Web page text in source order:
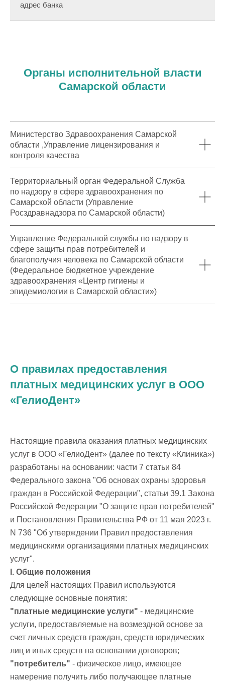
адрес банка
Органы исполнительной власти
Самарской области
Министерство Здравоохранения Самарской
области ,Управление лицензирования и
контроля качества
Территориальный орган Федеральной Служба
по надзору в сфере здравоохранения по
Самарской области (Управление
Росздравнадзора по Самарской области)
Управление Федеральной службы по надзору в
сфере защиты прав потребителей и
благополучия человека по Самарской области
(Федеральное бюджетное учреждение
здравоохранения «Центр гигиены и
эпидемиологии в Самарской области»)
О правилах предоставления
платных медицинских услуг в ООО
«ГелиоДент»
Настоящие правила оказания платных медицинских
услуг в ООО «ГелиоДент» (далее по тексту «Клиника»)
разработаны на основании: части 7 статьи 84
Федерального закона "Об основах охраны здоровья
граждан в Российской Федерации", статьи 39.1 Закона
Российской Федерации "О защите прав потребителей"
и Постановления Правительства РФ от 11 мая 2023 г.
N 736 "Об утверждении Правил предоставления
медицинскими организациями платных медицинских
услуг".
I. Общие положения
Для целей настоящих Правил используются
следующие основные понятия:
"платные медицинские услуги" - медицинские
услуги, предоставляемые на возмездной основе за
счет личных средств граждан, средств юридических
лиц и иных средств на основании договоров;
"потребитель" - физическое лицо, имеющее
намерение получить либо получающее платные